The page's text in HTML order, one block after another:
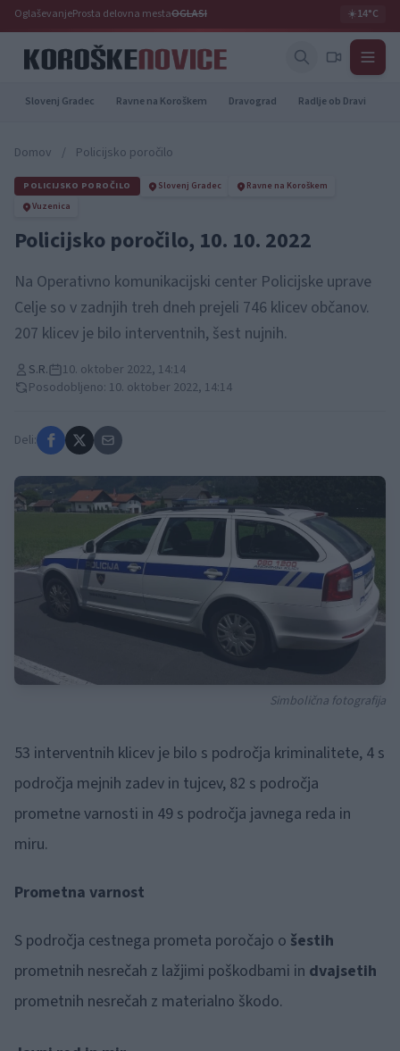
OglaševanjeProsta delovna mestaOGLASI ☀️14°C
Slovenj Gradec Ravne na Koroškem Dravograd Radlje ob Dravi
Domov / Policijsko poročilo
POLICIJSKO POROČILO Slovenj Gradec
Ravne na Koroškem
Vuzenica
Policijsko poročilo, 10. 10. 2022
Na Operativno komunikacijski center Policijske uprave
Celje so v zadnjih treh dneh prejeli 746 klicev občanov.
207 klicev je bilo interventnih, šest nujnih.
S.R.
10. oktober 2022, 14:14
Posodobljeno: 10. oktober 2022, 14:14
Deli:
Simbolična fotografija
53 interventnih klicev je bilo s področja kriminalitete, 4 s
področja mejnih zadev in tujcev, 82 s področja
prometne varnosti in 49 s področja javnega reda in
miru.
Prometna varnost
S področja cestnega prometa poročajo o šestih
prometnih nesrečah z lažjimi poškodbami in dvajsetih
prometnih nesrečah z materialno škodo.